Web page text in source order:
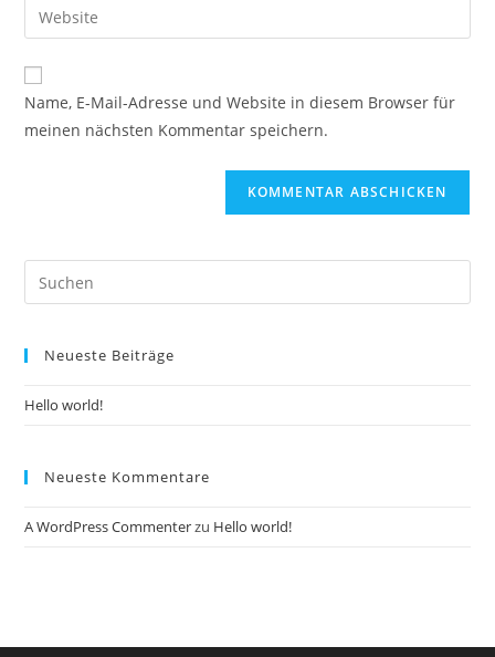
zum
Kommentieren
ein
Mail-
zum
Kommentieren
ein
Gib
deine
Website-
URL
Name, E-Mail-Adresse und Website in diesem Browser für
meinen nächsten Kommentar speichern.
Neueste Beiträge
Hello world!
Neueste Kommentare
A WordPress Commenterzu Hello world!